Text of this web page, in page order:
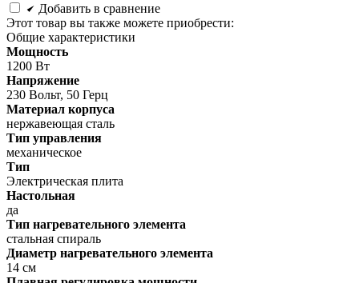
Добавить в сравнение
Этот товар вы также можете приобрести:
Общие характеристики
Мощность
1200 Вт
Напряжение
230 Вольт, 50 Герц
Материал корпуса
нержавеющая сталь
Тип управления
механическое
Тип
Электрическая плита
Настольная
да
Тип нагревательного элемента
стальная спираль
Диаметр нагревательного элемента
14 см